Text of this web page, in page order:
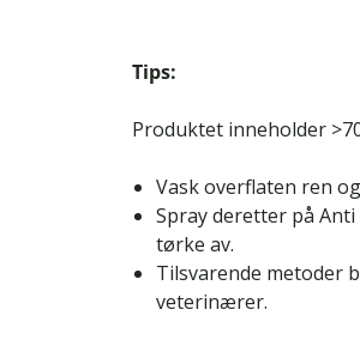
Tips:
Produktet inneholder
Vask overflaten ren
Spray deretter på
tørke av.
Tilsvarende metoder
veterinærer.